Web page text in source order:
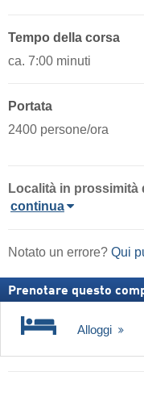
Tempo della corsa
ca. 7:00 minuti
Portata
2400 persone/ora
Località in prossimità
continua
Notato un errore? Qui
Prenotare questo
Alloggi